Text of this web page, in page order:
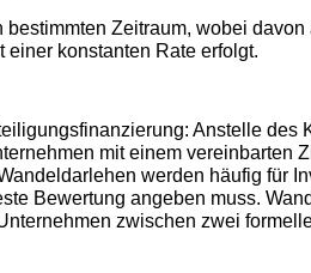
Zeitraum, wobei
konstanten Rate erfolgt.
Anstelle des
mit einem vereinbarten
werden häufig für
Bewertung angeben muss.
zwischen zwei